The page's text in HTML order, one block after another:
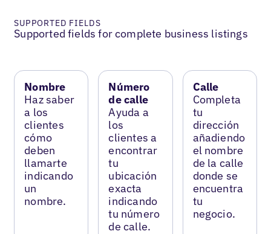
SUPPORTED FIELDS
Supported fields for complete business listings
Nombre
Haz saber
a los
clientes
cómo
deben
llamarte
indicando
un
nombre.
Número
de calle
Ayuda a
los
clientes a
encontrar
tu
ubicación
exacta
indicando
tu número
de calle.
Calle
Completa
tu
dirección
añadiendo
el nombre
de la calle
donde se
encuentra
tu
negocio.